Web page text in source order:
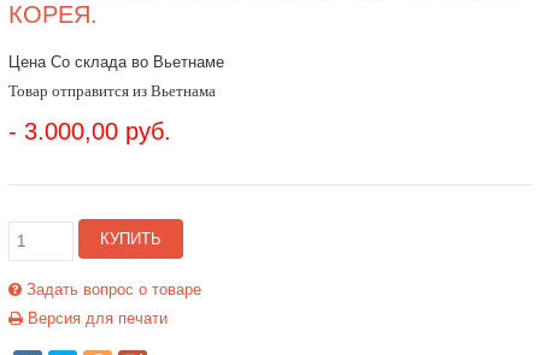
КОРЕЯ.
Цена Со склада во Вьетнаме
Товар отправится из Вьетнама
- 3.000,00 руб.
КУПИТЬ
Задать вопрос о товаре
Версия для печати